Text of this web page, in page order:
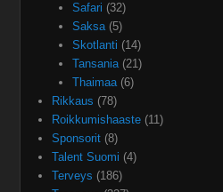
Safari (32)
Saksa(5)
Skotlanti (14)
Tansania(21)
Thaimaa(6)
Rikkaus (78)
Roikkumishaaste (11)
Sponsorit (8)
Talent Suomi (4)
Terveys (186)